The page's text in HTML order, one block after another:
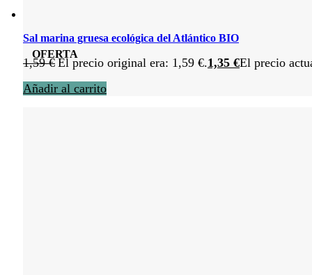
OFERTA
Sal marina gruesa ecológica del Atlántico BIO
1,59€ El precio original era: 1,59 €.1,35 €El precio
Añadir al carrito